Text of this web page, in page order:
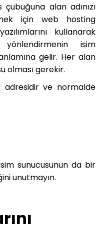
alan adınızı
için web hosting
kullanarak
isim
gelir. Her alan
olması gerekir.
adresidir ve normalde
isim sunucusunun da bir
unutmayın.